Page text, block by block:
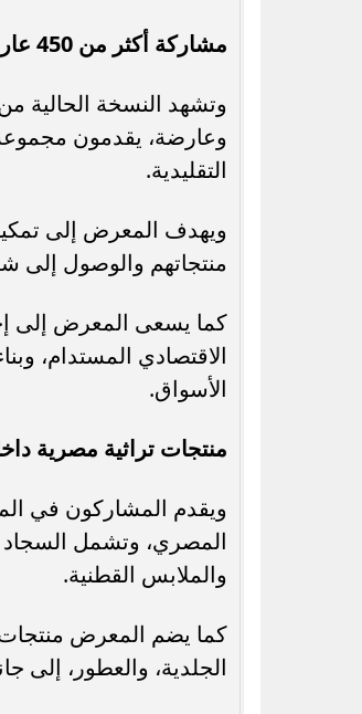
مشاركة أكثر من 450 عارضًا في المعرض
وعارضة، يقدمون
التقليدية.
ويهدف المعرض إلى
منتجاتهم والوصول إلى
كما يسعى المعرض إلى
الاقتصادي المستدام،
الأسواق.
منتجات تراثية مصرية
ويقدم المشاركون في
المصري، وتشمل السجاد
والملابس القطنية.
كما يضم المعرض منتجات
الجلدية، والعطور، إلى